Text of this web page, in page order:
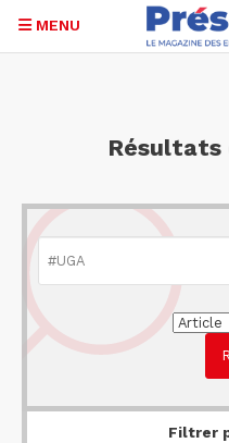
MENU
Résultats
Filtrer